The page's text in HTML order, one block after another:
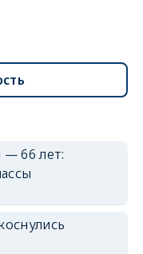
66 лет: